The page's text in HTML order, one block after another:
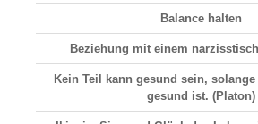
Balance halten
Beziehung mit einem
Kein Teil kann gesund sein,
gesund ist. (Platon)